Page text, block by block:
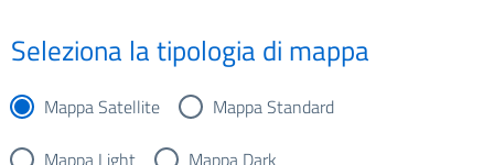
Seleziona la tipologia di mappa
Mappa Satellite
Mappa Standard
Mappa Light
Mappa Dark